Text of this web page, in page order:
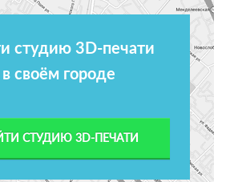
студию 3D-печати
в своём городе
СТУДИЮ 3D-ПЕЧАТИ